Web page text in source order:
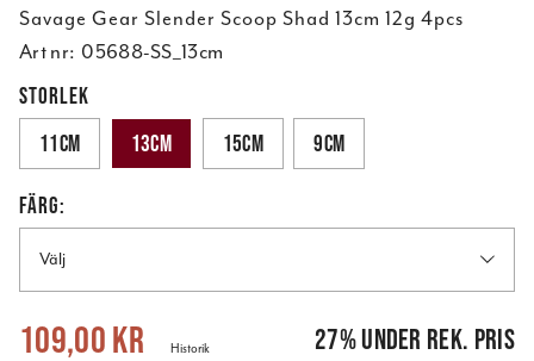
Savage Gear Slender Scoop Shad 13cm 12g 4pcs
Art nr: 05688-SS_13cm
STORLEK
11cm
13cm 15cm 9cm
FÄRG:
Välj
Nuvarande pris:109,00 kr 149,00 kr
109,00 kr Historik 27%under rek. pris